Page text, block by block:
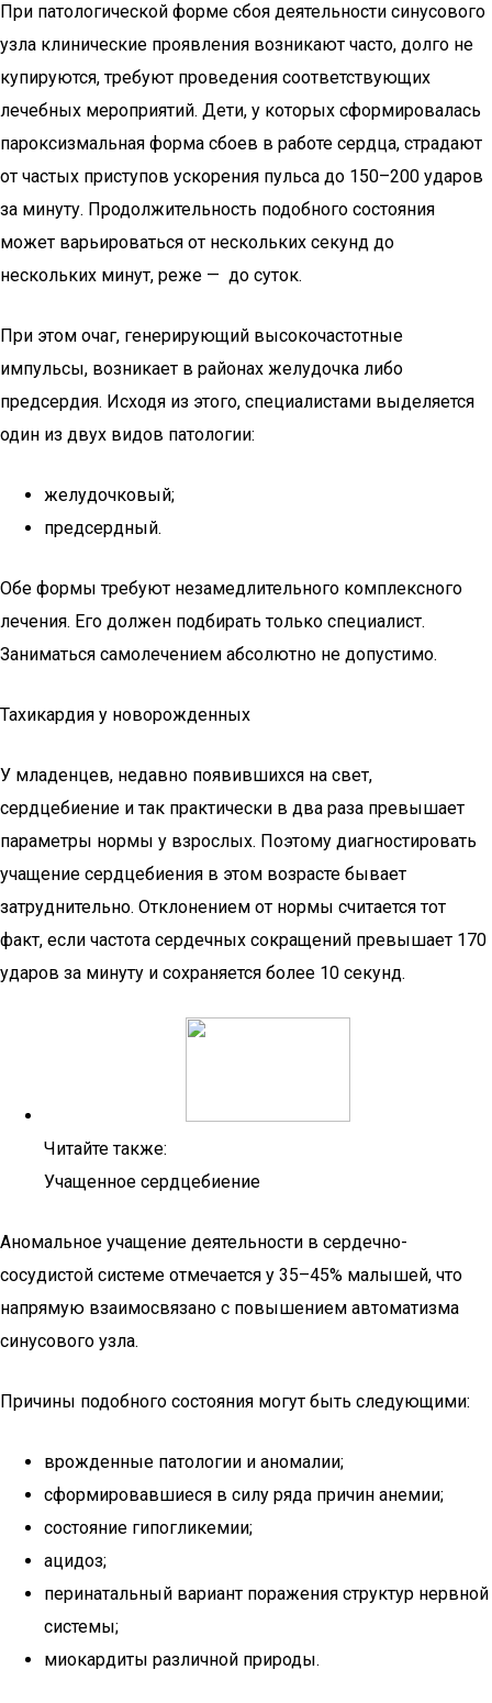
При патологической форме сбоя деятельности синусового
узла клинические проявления возникают часто, долго не
купируются, требуют проведения соответствующих
лечебных мероприятий. Дети, у которых сформировалась
пароксизмальная форма сбоев в работе сердца, страдают
от частых приступов ускорения пульса до 150–200 ударов
за минуту. Продолжительность подобного состояния
может варьироваться от нескольких секунд до
нескольких минут, реже — до суток.
При этом очаг, генерирующий высокочастотные
импульсы, возникает в районах желудочка либо
предсердия. Исходя из этого, специалистами выделяется
один из двух видов патологии:
желудочковый;
предсердный.
Обе формы требуют незамедлительного комплексного
лечения. Его должен подбирать только специалист.
Заниматься самолечением абсолютно не допустимо.
Тахикардия у новорожденных
У младенцев, недавно появившихся на свет,
сердцебиение и так практически в два раза превышает
параметры нормы у взрослых. Поэтому диагностировать
учащение сердцебиения в этом возрасте бывает
затруднительно. Отклонением от нормы считается тот
факт, если частота сердечных сокращений превышает 170
ударов за минуту и сохраняется более 10 секунд.
Читайте также:
Учащенное сердцебиение
Аномальное учащение деятельности в сердечно-
сосудистой системе отмечается у 35–45% малышей, что
напрямую взаимосвязано с повышением автоматизма
синусового узла.
Причины подобного состояния могут быть следующими:
врожденные патологии и аномалии;
сформировавшиеся в силу ряда причин анемии;
состояние гипогликемии;
ацидоз;
перинатальный вариант поражения структур нервной
системы;
миокардиты различной природы.